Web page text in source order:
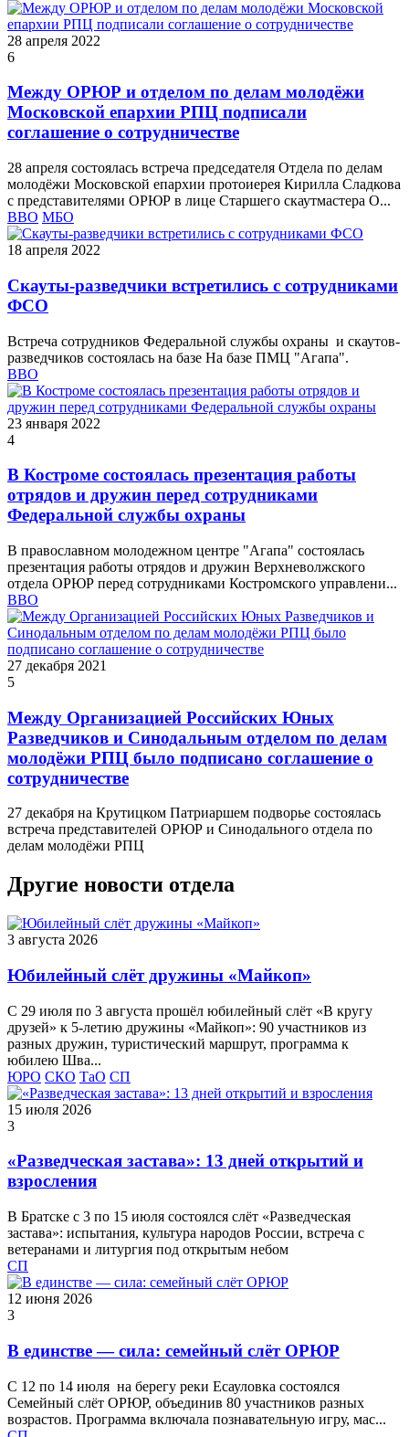
28 апреля 2022
6
Между ОРЮР и отделом по делам молодёжи
Московской епархии РПЦ подписали
соглашение о сотрудничестве
28 апреля состоялась встреча председателя Отдела по делам
молодёжи Московской епархии протоиерея Кирилла Сладкова
с представителями ОРЮР в лице Старшего скаутмастера О...
ВВО МБО
18 апреля 2022
Скауты-разведчики встретились с сотрудниками
ФСО
Встреча сотрудников Федеральной службы охраны и скаутов-
разведчиков состоялась на базе На базе ПМЦ "Агапа".
ВВО
23 января 2022
4
В Костроме состоялась презентация работы
отрядов и дружин перед сотрудниками
Федеральной службы охраны
В православном молодежном центре "Агапа" состоялась
презентация работы отрядов и дружин Верхневолжского
отдела ОРЮР перед сотрудниками Костромского управлени...
ВВО
27 декабря 2021
5
Между Организацией Российских Юных
Разведчиков и Синодальным отделом по делам
молодёжи РПЦ было подписано соглашение о
сотрудничестве
27 декабря на Крутицком Патриаршем подворье состоялась
встреча представителей ОРЮР и Синодального отдела по
делам молодёжи РПЦ
Другие новости отдела
3 августа 2026
Юбилейный слёт дружины «Майкоп»
С 29 июля по 3 августа прошёл юбилейный слёт «В кругу
друзей» к 5‑летию дружины «Майкоп»: 90 участников из
разных дружин, туристический маршрут, программа к
юбилею Шва...
ЮРО СКО ТаО СП
15 июля 2026
3
«Разведческая застава»: 13 дней открытий и
взросления
В Братске с 3 по 15 июля состоялся слёт «Разведческая
застава»: испытания, культура народов России, встреча с
ветеранами и литургия под открытым небом
СП
12 июня 2026
3
В единстве — сила: семейный слёт ОРЮР
С 12 по 14 июля на берегу реки Есауловка состоялся
Семейный слёт ОРЮР, объединив 80 участников разных
возрастов. Программа включала познавательную игру, мас...